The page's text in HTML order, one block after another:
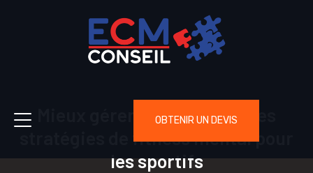
OBTENIR UN DEVIS
Mieux gérer votre mental des
stratégies de fitness mental pour
les sportifs